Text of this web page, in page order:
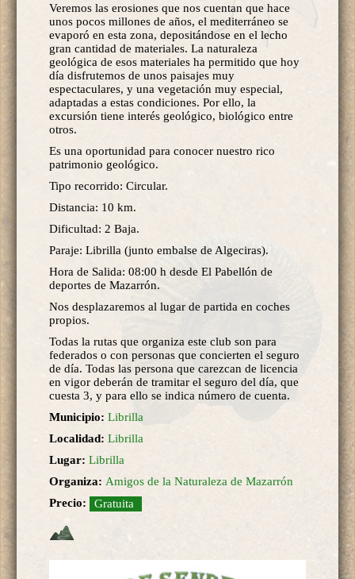
Veremos las erosiones que nos cuentan que hace
unos pocos millones de años, el mediterráneo se
evaporó en esta zona, depositándose en el lecho
gran cantidad de materiales. La naturaleza
geológica de esos materiales ha permitido que hoy
día disfrutemos de unos paisajes muy
espectaculares, y una vegetación muy especial,
adaptadas a estas condiciones. Por ello, la
excursión tiene interés geológico, biológico entre
otros.
Es una oportunidad para conocer nuestro rico
patrimonio geológico.
Tipo recorrido: Circular.
Distancia: 10 km.
Dificultad: 2 Baja.
Paraje: Librilla (junto embalse de Algeciras).
Hora de Salida: 08:00 h desde El Pabellón de
deportes de Mazarrón.
Nos desplazaremos al lugar de partida en coches
propios.
Todas la rutas que organiza este club son para
federados o con personas que concierten el seguro
de día. Todas las persona que carezcan de licencia
en vigor deberán de tramitar el seguro del día, que
cuesta 3, y para ello se indica número de cuenta.
Municipio: Librilla
Localidad: Librilla
Lugar: Librilla
Organiza: Amigos de la Naturaleza de Mazarrón
Precio:
Gratuita